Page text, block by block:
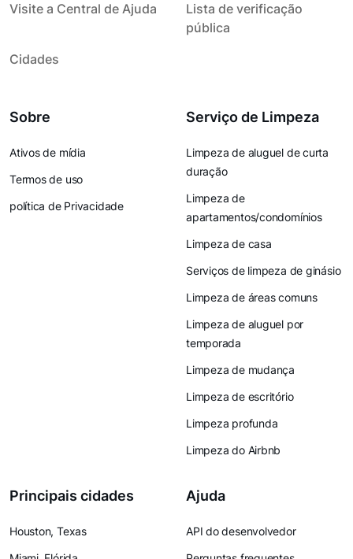
Visite a Central de Ajuda
Lista de verificação
pública
Cidades
Sobre
Ativos de mídia
Termos de uso
política de Privacidade
Serviço de Limpeza
Limpeza de aluguel de curta
duração
Limpeza de
apartamentos/condomínios
Limpeza de casa
Serviços de limpeza de ginásio
Limpeza de áreas comuns
Limpeza de aluguel por
temporada
Limpeza de mudança
Limpeza de escritório
Limpeza profunda
Limpeza do Airbnb
Principais cidades
Houston, Texas
Ajuda
API do desenvolvedor